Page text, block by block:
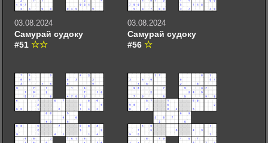
03.08.2024
Самурай судоку
#51
03.08.2024
Самурай судоку
#56